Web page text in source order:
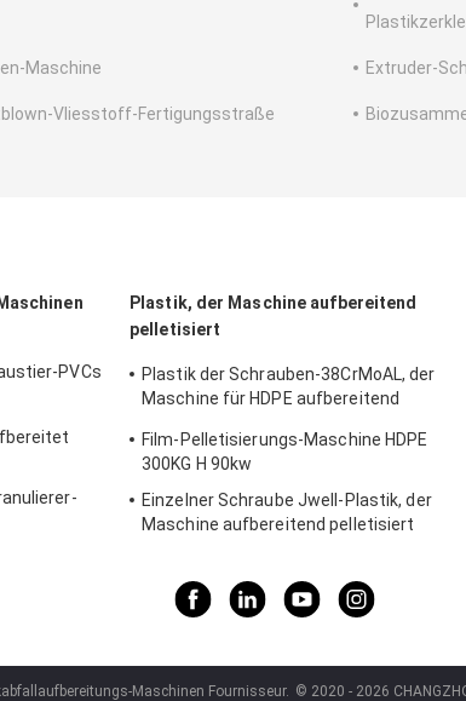
Maschine Extruder-
Vliesstoff-Fertigungsstraße
PVCs
Plastik, der Maschine aufbereitend
pelletisiert
Plastik der Schrauben-38CrMoAL, der
Maschine für HDPE aufbereitend
Film-Pelletisierungs-Maschine HDPE
300KG H 90kw
Einzelner Schraube Jwell-Plastik, der
Maschine aufbereitend pelletisiert
Maschinen Fournisseur. © 2020 - 2026